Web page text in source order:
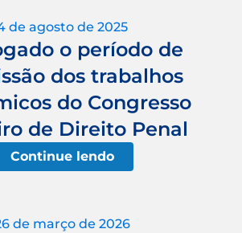
de agosto de 2025
o período de
dos trabalhos
do Congresso
de Direito Penal
Continue lendo
de março de 2026